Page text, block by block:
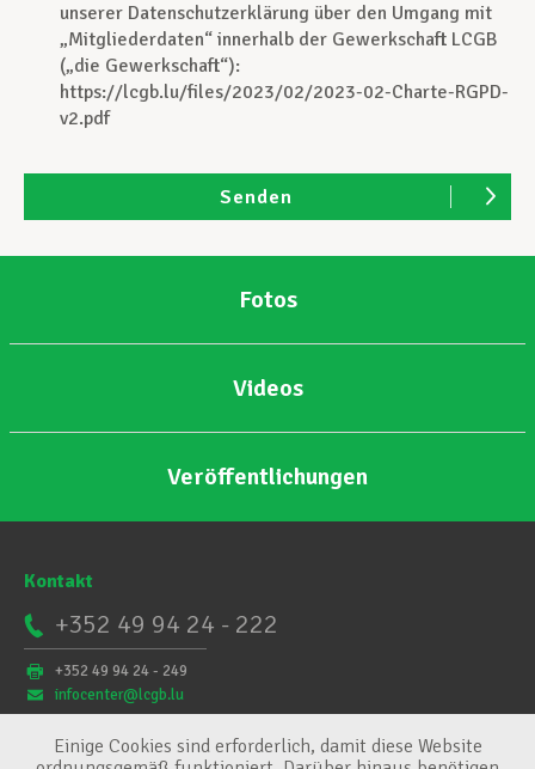
Aktuell
unserer Datenschutzerklärung über den Umgang mit
„Mitgliederdaten“ innerhalb der Gewerkschaft LCGB
(„die Gewerkschaft“):
https://lcgb.lu/files/2023/02/2023-02-Charte-RGPD-
v2.pdf
Senden
Fotos
Videos
Veröffentlichungen
Kontakt
+352 49 94 24 - 222
+352 49 94 24 - 249
infocenter@lcgb.lu
Einige Cookies sind erforderlich, damit diese Website